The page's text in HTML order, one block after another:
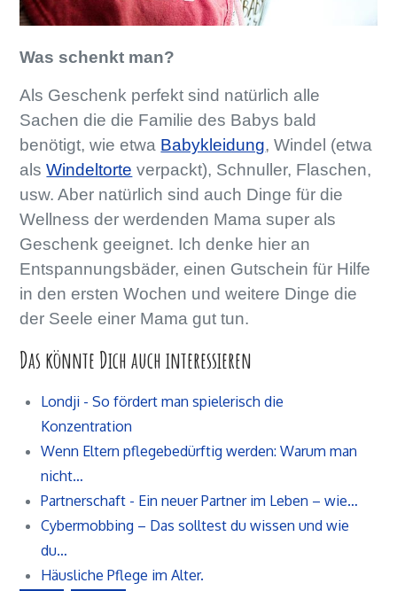
Was schenkt man?
Als Geschenk perfekt sind natürlich alle
Sachen die die Familie des Babys bald
benötigt, wie etwa Babykleidung, Windel (etwa
alsWindeltorte verpackt), Schnuller, Flaschen,
usw. Aber natürlich sind auch Dinge für die
Wellness der werdenden Mama super als
Geschenk geeignet. Ich denke hier an
Entspannungsbäder, einen Gutschein für Hilfe
in den ersten Wochen und weitere Dinge die
der Seele einer Mama gut tun.
Das könnte Dich auch interessieren
Londji - So fördert man spielerisch die
Konzentration
Wenn Eltern pflegebedürftig werden: Warum man
nicht…
Partnerschaft - Ein neuer Partner im Leben – wie…
Cybermobbing – Das solltest du wissen und wie
du…
Häusliche Pflege im Alter.